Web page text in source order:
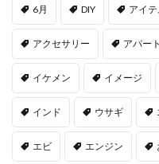
6月 DIY アイテ
アクセサリー アパート
イケメン イメージ
インド ウサギ
エビ エンジン